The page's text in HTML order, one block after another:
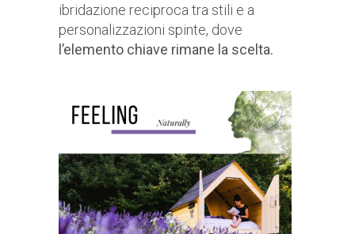
ibridazione reciproca tra stili e a
personalizzazioni spinte, dove
l’elemento chiave rimane la scelta.